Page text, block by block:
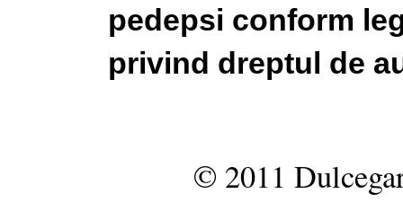
pedepsi conform
privind dreptul de
© 2011